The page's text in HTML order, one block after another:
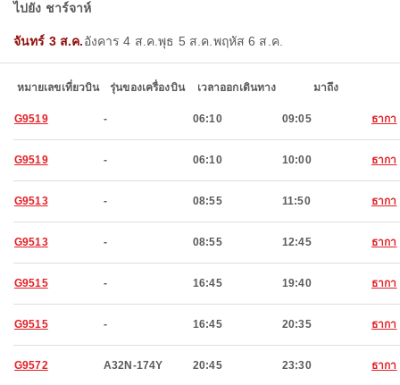
ไปยัง ชาร์จาห์
จันทร์ 3 ส.ค.อังคาร 4 ส.ค.พุธ 5 ส.ค. พฤหัส 6 ส.ค.
หมายเลขเที่ยวบิน รุ่นของเครื่องบิน เวลาออกเดินทาง มาถึง
G9519 - 06:10 09:05 ธากา
G9519 - 06:10 10:00 ธากา
G9513 - 08:55 11:50 ธากา
G9513 - 08:55 12:45 ธากา
G9515 - 16:45 19:40 ธากา
G9515 - 16:45 20:35 ธากา
G9572 A32N-174Y 20:45 23:30 ธากา